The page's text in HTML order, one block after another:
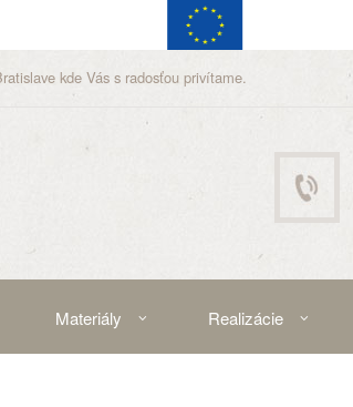
kde Vás s radosťou privítame.
Materiály Realizácie